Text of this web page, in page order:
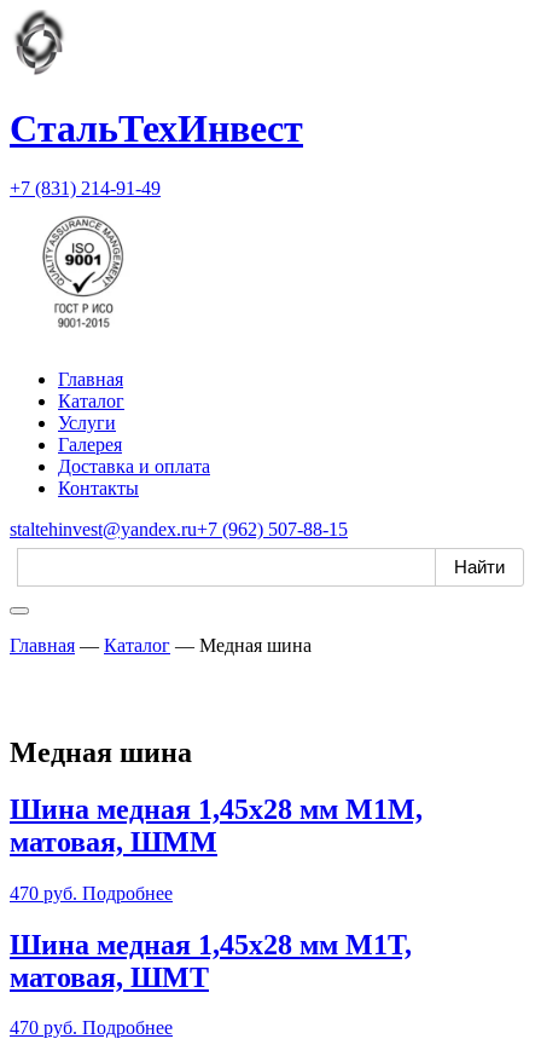
СтальТехИнвест
+7 (831) 214-91-49
Главная
Каталог
Услуги
Галерея
Доставка и оплата
Контакты
staltehinvest@yandex.ru+7 (962) 507-88-15
Главная — Каталог — Медная шина
Медная шина
Шина медная 1,45х28 мм М1М,
матовая, ШММ
470 руб. Подробнее
Шина медная 1,45х28 мм М1Т,
матовая, ШМТ
470 руб. Подробнее